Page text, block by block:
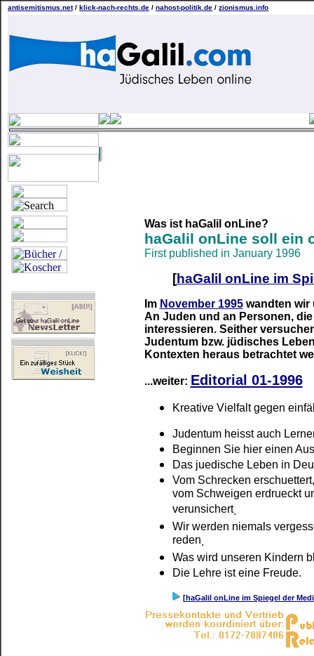
antisemitismus.net/ klick-nach-rechts.de / nahost-politik.de / zionismus.info
Was ist haGalil onLine?
haGalil onLine soll ein
First published in January 1996
[haGalil onLine im
Im November 1995wandten wir
An Juden und an Personen,
interessieren. Seither
Judentum bzw. jüdisches
Kontexten heraus betrachtet
...weiter: Editorial 01-1996
Kreative Vielfalt gegen
Judentum heisst auch
Beginnen Sie hier einen
Das juedische Leben in
Vom Schrecken
vom Schweigen erdrueckt
verunsichert.
Wir werden niemals
reden.
Was wird unseren Kindern
Die Lehre ist eine Freude.
[haGalil onLine im Spiegel der